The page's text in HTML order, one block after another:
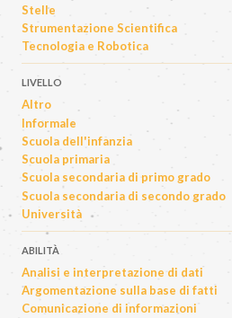
Stelle
Strumentazione Scientifica
Tecnologia e Robotica
LIVELLO
Altro
Informale
Scuola dell'infanzia
Scuola primaria
Scuola secondaria di primo grado
Scuola secondaria di secondo grado
Università
ABILITÀ
Analisi e interpretazione di dati
Argomentazione sulla base di fatti
Comunicazione di informazioni